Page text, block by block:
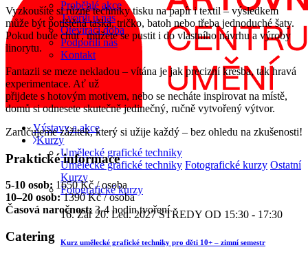
Výstavy a akce
Kurzy
Umělecké grafické techniky
Umělecké grafické techniky Fotografické kurzy Ostatní
Kurzy
Fotografické kurzy
16. Zář20. Led. 2027STŘEDY OD 15:30 - 17:30
Kurz umělecké grafické techniky pro děti 10+ – zimní semestr
Proběhlé akce
Tvořili u nás
Otevírací doba
Podpořili nás
Kontakt
Vyzkoušíte si různé techniky tisku na papír i textil – výsledkem
může být potištěná taška, tričko, batoh nebo třeba jednoduché šaty.
Pokud bude chuť, můžete se pustit i do vlastního návrhu a výroby
linorytu.
Fantazii se meze nekladou – vítána je jak precizní kresba, tak hravá
experimentace. Ať už
přijdete s hotovým motivem, nebo se necháte inspirovat na místě,
domů si odnesete skutečně jedinečný, ručně vytvořený výtvor.
Zaručujeme zážitek, který si užije každý – bez ohledu na zkušenosti!
Praktické informace
5-10 osob: 1650 Kč / osoba
10–20 osob:1390 Kč / osoba
Časová naročnost:3-4 hodin tvoření
Catering